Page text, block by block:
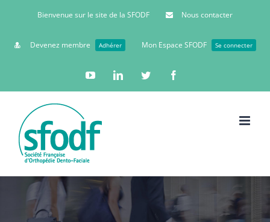
Bienvenue sur le site de la SFODF Nous contacter
Devenez membre Adhérer Mon Espace SFODF Se connecter
YouTubeLinkedinTwitter